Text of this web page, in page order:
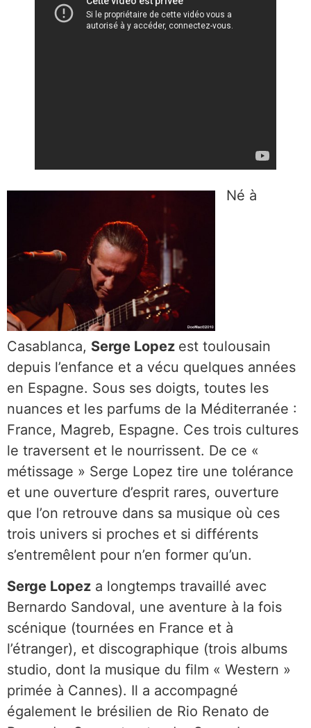
Né à
Casablanca, Serge Lopez est toulousain
depuis l’enfance et a vécu quelques années
en Espagne. Sous ses doigts, toutes les
nuances et les parfums de la Méditerranée :
France, Magreb, Espagne. Ces trois cultures
le traversent et le nourrissent. De ce «
métissage » Serge Lopez tire une tolérance
et une ouverture d’esprit rares, ouverture
que l’on retrouve dans sa musique où ces
trois univers si proches et si différents
s’entremêlent pour n’en former qu’un.
Serge Lopez a longtemps travaillé avec
Bernardo Sandoval, une aventure à la fois
scénique (tournées en France et à
l’étranger), et discographique (trois albums
studio, dont la musique du film « Western »
primée à Cannes). Il a accompagné
également le brésilien de Rio Renato de